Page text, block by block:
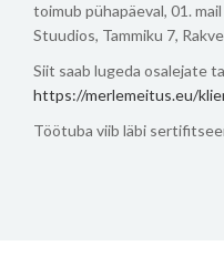
toimub pühapäeval, 01.
Stuudios, Tammiku 7,
Siit saab lugeda osalejate
https://merlemeitus.eu/
Töötuba viib läbi